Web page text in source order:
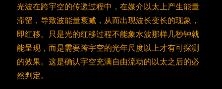
光波在跨宇空的传递过程中，在媒介以太上产生能量
滞留，导致波能量衰减，从而出现波长变长的现象，
即红移。只是光的红移过程不能象水波那样几秒钟就
能呈现，而是需要跨宇空的光年尺度以上才有可探测
的效果。这是确认宇空充满自由流动的以太之后的必
然判定。